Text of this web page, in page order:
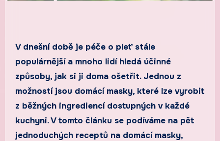
V dnešní době je péče o pleť stále
populárnější a mnoho lidí hledá účinné
způsoby, jak si ji doma ošetřit. Jednou z
možností jsou domácí masky, které lze vyrobit
z běžných ingrediencí dostupných v každé
kuchyni. V tomto článku se podíváme na pět
jednoduchých receptů na domácí masky,